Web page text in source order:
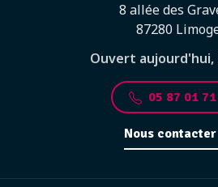
8 allée des
87280
Ouvert aujourd'hui,
05 87 01
Nous contacter